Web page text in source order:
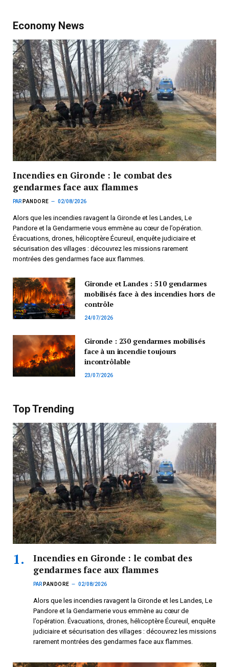
Economy News
Incendies en Gironde : le combat des
gendarmes face aux flammes
PAR PANDORE 02/08/2026
Alors que les incendies ravagent la Gironde et les Landes, Le
Pandore et la Gendarmerie vous emmène au cœur de l’opération.
Évacuations, drones, hélicoptère Écureuil, enquête judiciaire et
sécurisation des villages : découvrez les missions rarement
montrées des gendarmes face aux flammes.
Gironde et Landes : 510 gendarmes
mobilisés face à des incendies hors de
contrôle
24/07/2026
Gironde : 230 gendarmes mobilisés
face à un incendie toujours
incontrôlable
23/07/2026
Top Trending
Incendies en Gironde : le combat des
gendarmes face aux flammes
PAR PANDORE 02/08/2026
Alors que les incendies ravagent la Gironde et les Landes, Le
Pandore et la Gendarmerie vous emmène au cœur de
l’opération. Évacuations, drones, hélicoptère Écureuil, enquête
judiciaire et sécurisation des villages : découvrez les missions
rarement montrées des gendarmes face aux flammes.